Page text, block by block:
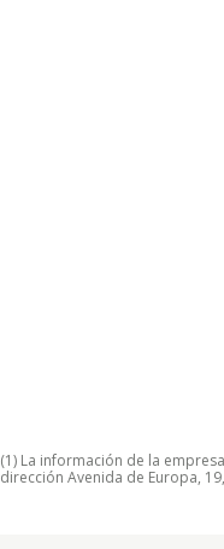
(1) La información de la
dirección Avenida de Europa,